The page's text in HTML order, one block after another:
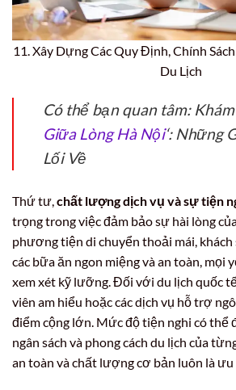
11. Xây Dựng Các Quy Định, Chính
Du Lịch
Có thể bạn quan tâm: Khám
Giữa Lòng Hà Nội‘: Những
Lối Về
Thứ tư,chất lượng dịch vụ và sự tiện
trọng trong việc đảm bảo sự hài lòng
phương tiện di chuyển thoải mái, khách
các bữa ăn ngon miệng và an toàn, mọi
xem xét kỹ lưỡng. Đối với du lịch quốc
viên am hiểu hoặc các dịch vụ hỗ trợ
điểm cộng lớn. Mức độ tiện nghi có thể
ngân sách và phong cách du lịch của
an toàn và chất lượng cơ bản luôn là ưu